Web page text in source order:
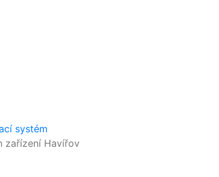
systém
zařízení Havířov